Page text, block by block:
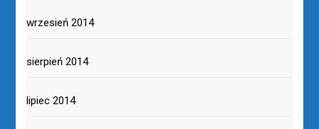
wrzesień 2014
sierpień 2014
lipiec 2014